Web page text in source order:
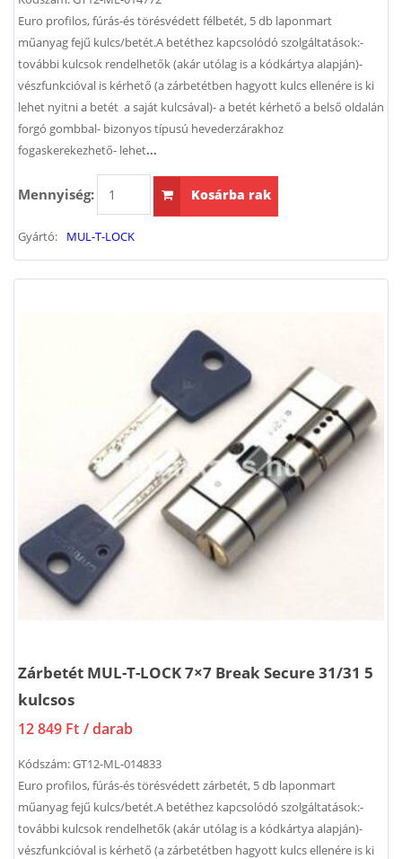
Euro profilos, fúrás-és törésvédett félbetét, 5 db laponmart
műanyag fejű kulcs/betét.A betéthez kapcsolódó szolgáltatások:-
további kulcsok rendelhetők (akár utólag is a kódkártya alapján)-
vészfunkcióval is kérhető (a zárbetétben hagyott kulcs ellenére is ki
lehet nyitni a betét a saját kulcsával)- a betét kérhető a belső oldalán
forgó gombbal- bizonyos típusú hevederzárakhoz
fogaskerekezhető- lehet...
Mennyiség: Kosárba rak
Gyártó: MUL-T-LOCK
Zárbetét MUL-T-LOCK 7×7 Break Secure 31/31 5
kulcsos
12 849 Ft / darab
Kódszám:GT12-ML-014833
Euro profilos, fúrás-és törésvédett zárbetét, 5 db laponmart
műanyag fejű kulcs/betét.A betéthez kapcsolódó szolgáltatások:-
további kulcsok rendelhetők (akár utólag is a kódkártya alapján)-
vészfunkcióval is kérhető (a zárbetétben hagyott kulcs ellenére is ki